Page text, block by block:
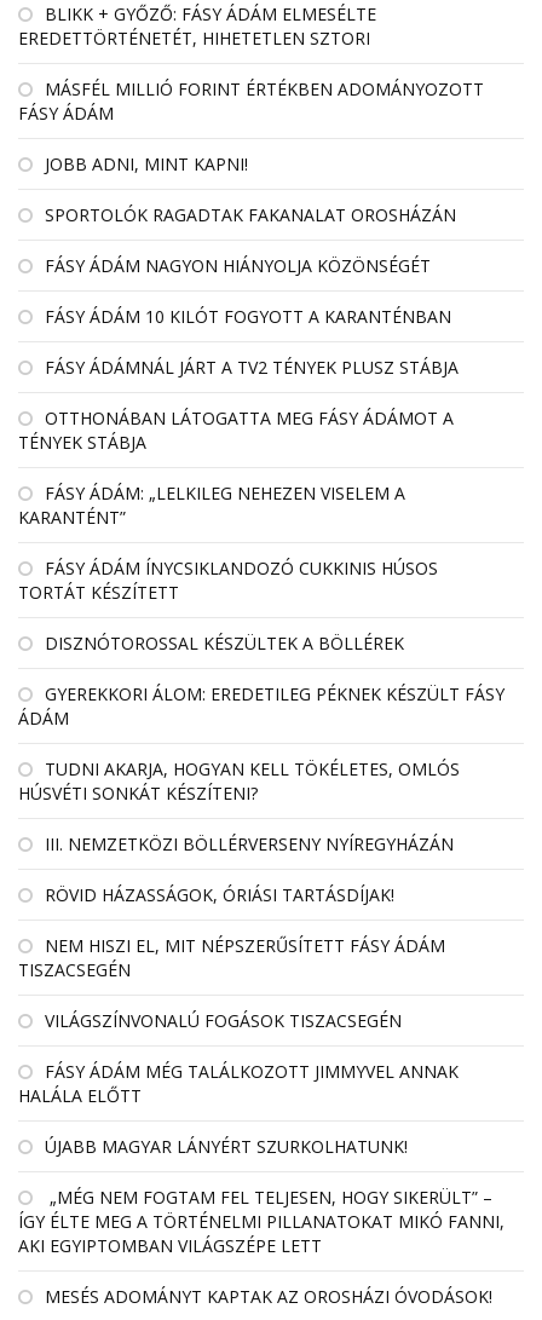
BLIKK + GYŐZŐ: FÁSY ÁDÁM ELMESÉLTE
EREDETTÖRTÉNETÉT, HIHETETLEN SZTORI
MÁSFÉL MILLIÓ FORINT ÉRTÉKBEN ADOMÁNYOZOTT
FÁSY ÁDÁM
JOBB ADNI, MINT KAPNI!
SPORTOLÓK RAGADTAK FAKANALAT OROSHÁZÁN
FÁSY ÁDÁM NAGYON HIÁNYOLJA KÖZÖNSÉGÉT
FÁSY ÁDÁM 10 KILÓT FOGYOTT A KARANTÉNBAN
FÁSY ÁDÁMNÁL JÁRT A TV2 TÉNYEK PLUSZ STÁBJA
OTTHONÁBAN LÁTOGATTA MEG FÁSY ÁDÁMOT A
TÉNYEK STÁBJA
FÁSY ÁDÁM: „LELKILEG NEHEZEN VISELEM A
KARANTÉNT”
FÁSY ÁDÁM ÍNYCSIKLANDOZÓ CUKKINIS HÚSOS
TORTÁT KÉSZÍTETT
DISZNÓTOROSSAL KÉSZÜLTEK A BÖLLÉREK
GYEREKKORI ÁLOM: EREDETILEG PÉKNEK KÉSZÜLT FÁSY
ÁDÁM
TUDNI AKARJA, HOGYAN KELL TÖKÉLETES, OMLÓS
HÚSVÉTI SONKÁT KÉSZÍTENI?
III. NEMZETKÖZI BÖLLÉRVERSENY NYÍREGYHÁZÁN
RÖVID HÁZASSÁGOK, ÓRIÁSI TARTÁSDÍJAK!
NEM HISZI EL, MIT NÉPSZERŰSÍTETT FÁSY ÁDÁM
TISZACSEGÉN
VILÁGSZÍNVONALÚ FOGÁSOK TISZACSEGÉN
FÁSY ÁDÁM MÉG TALÁLKOZOTT JIMMYVEL ANNAK
HALÁLA ELŐTT
ÚJABB MAGYAR LÁNYÉRT SZURKOLHATUNK!
„MÉG NEM FOGTAM FEL TELJESEN, HOGY SIKERÜLT” –
ÍGY ÉLTE MEG A TÖRTÉNELMI PILLANATOKAT MIKÓ FANNI,
AKI EGYIPTOMBAN VILÁGSZÉPE LETT
MESÉS ADOMÁNYT KAPTAK AZ OROSHÁZI ÓVODÁSOK!